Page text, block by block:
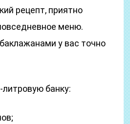
рецепт, приятно
меню.
у вас точно
банку: